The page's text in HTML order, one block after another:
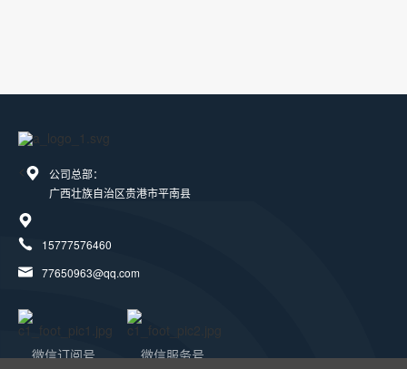
<
公司总部：
广西壮族自治区贵港市平南县
15777576460
77650963@qq.com
微信订阅号 微信服务号